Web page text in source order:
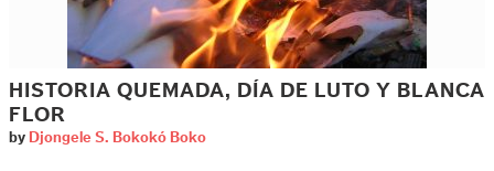
HISTORIA QUEMADA, DÍA DE LUTO Y BLANCA
FLOR
by Djongele S. Bokokó Boko